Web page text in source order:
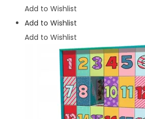
Add to Wishlist
Add to Wishlist
Add to Wishlist